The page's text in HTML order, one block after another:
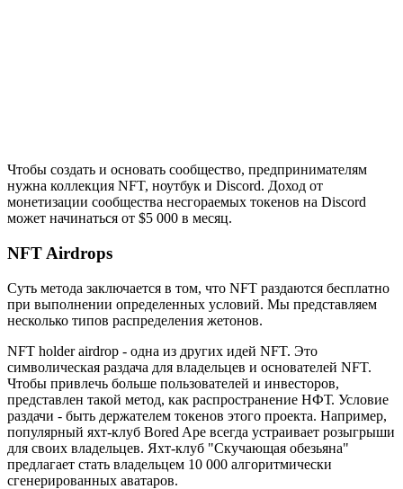
Чтобы создать и основать сообщество, предпринимателям
нужна коллекция NFT, ноутбук и Discord. Доход от
монетизации сообщества несгораемых токенов на Discord
может начинаться от $5 000 в месяц.
NFT Airdrops
Суть метода заключается в том, что NFT раздаются бесплатно
при выполнении определенных условий. Мы представляем
несколько типов распределения жетонов.
NFT holder airdrop - одна из других идей NFT. Это
символическая раздача для владельцев и основателей NFT.
Чтобы привлечь больше пользователей и инвесторов,
представлен такой метод, как распространение НФТ. Условие
раздачи - быть держателем токенов этого проекта. Например,
популярный яхт-клуб Bored Ape всегда устраивает розыгрыши
для своих владельцев. Яхт-клуб "Скучающая обезьяна"
предлагает стать владельцем 10 000 алгоритмически
сгенерированных аватаров.